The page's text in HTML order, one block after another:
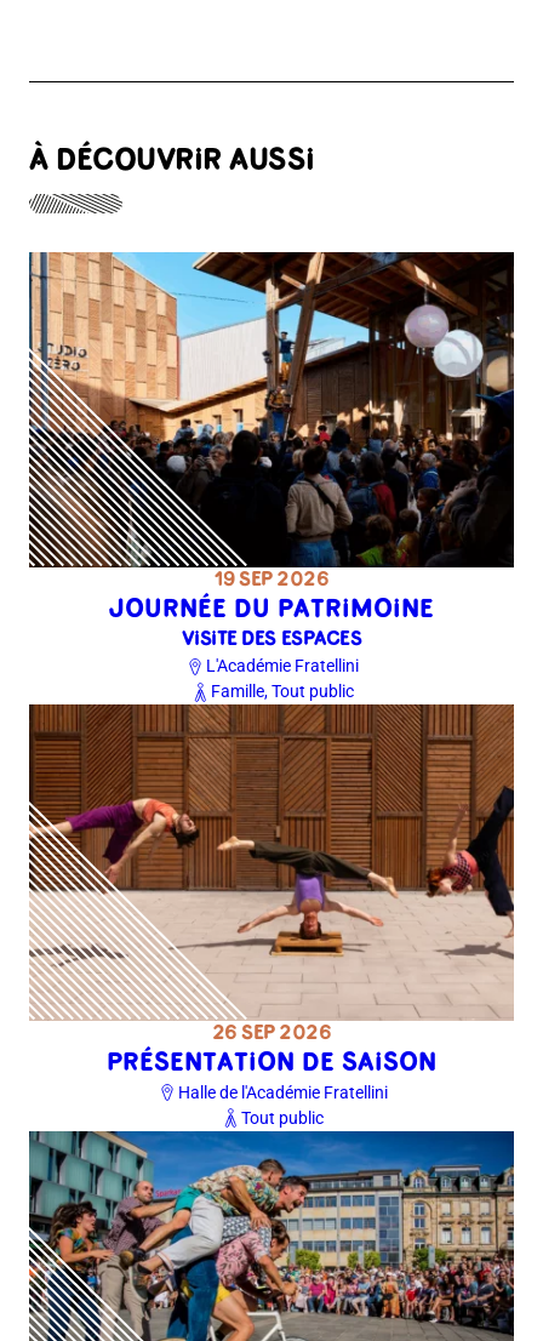
À DÉCOUVRIR AUSSI
19 SEP 2026
JOURNÉE DU PATRIMOINE
VISITE DES ESPACES
L'Académie Fratellini
Famille, Tout public
26 SEP 2026
PRÉSENTATION DE SAISON
Halle de l'Académie Fratellini
Tout public